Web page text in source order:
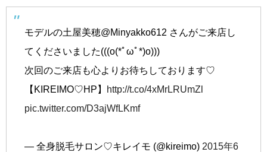
モデルの土屋美穂@Minyakko612 さんがご来店し
てくださいました(((o(*ﾟωﾟ*)o)))
次回のご来店も心よりお待ちしております♡
【KIREIMO♡HP】
http://t.co/4xMrLRUmZl
pic.twitter.com/D3ajWfLKmf
— 全身脱毛サロン♡キレイモ (@kireimo) 2015年6